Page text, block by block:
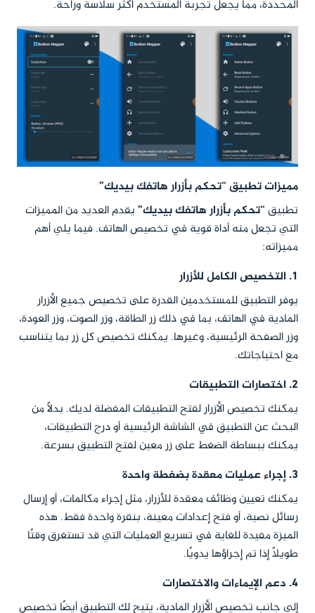
المحددة، مما يجعل تجربة المستخدم أكثر سلاسة وراحة.
مميزات تطبيق “تحكم بأزرار هاتفك بيديك”
تطبيق“تحكم بأزرار هاتفك بيديك”يقدم العديد من المميزات
التي تجعل منه أداة قوية في تخصيص الهاتف. فيما يلي أهم
مميزاته:
1. التخصيص الكامل للأزرار
يوفر التطبيق للمستخدمين القدرة على تخصيص جميع الأزرار
المادية في الهاتف، بما في ذلك زر الطاقة، وزر الصوت، وزر العودة،
وزر الصفحة الرئيسية، وغيرها. يمكنك تخصيص كل زر بما يتناسب
مع احتياجاتك.
2. اختصارات التطبيقات
يمكنك تخصيص الأزرار لفتح التطبيقات المفضلة لديك. بدلاً من
البحث عن التطبيق في الشاشة الرئيسية أو درج التطبيقات،
يمكنك ببساطة الضغط على زر معين لفتح التطبيق بسرعة.
3. إجراء عمليات معقدة بضغطة واحدة
يمكنك تعيين وظائف معقدة للأزرار، مثل إجراء مكالمات، أو إرسال
رسائل نصية، أو فتح إعدادات معينة، بنقرة واحدة فقط. هذه
الميزة مفيدة للغاية في تسريع العمليات التي قد تستغرق وقتًا
طويلاً إذا تم إجراؤها يدويًا.
4. دعم الإيماءات والاختصارات
إلى جانب تخصيص الأزرار المادية، يتيح لك التطبيق أيضًا تخصيص